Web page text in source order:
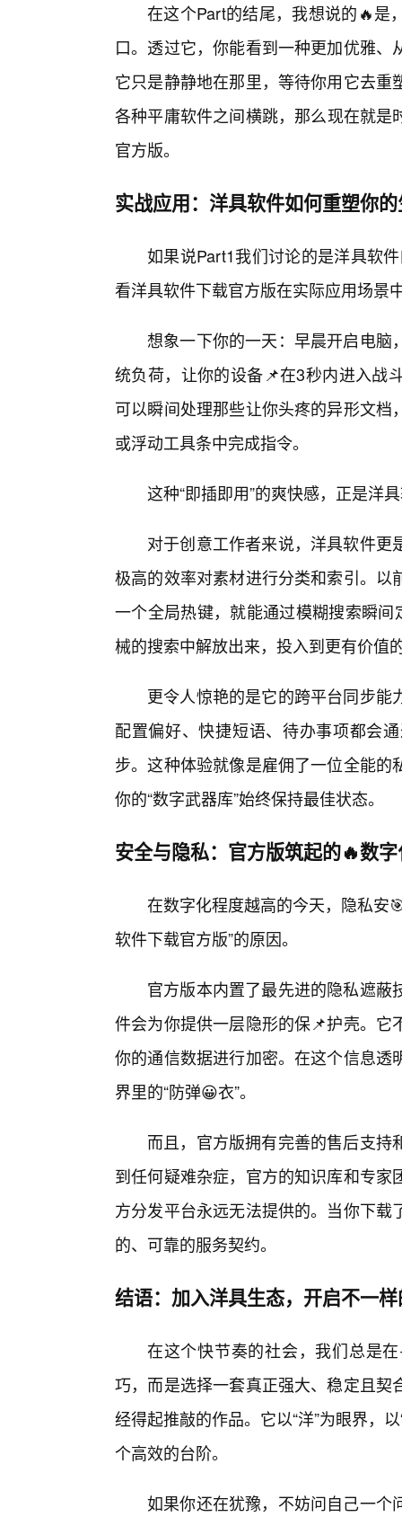
在这个Part的结尾，我想说的🔥是
口。透过它，你能看到一种更加优雅
它只是静静地在那里，等待你用它去
各种平庸软件之间横跳，那么现在就
官方版。
实战应用：洋具软件如何重塑你
如果说Part1我们讨论的是洋具软
看洋具软件下载官方版在实际应用场景
想象一下你的一天：早晨开启电脑
统负荷，让你的设备📌在3秒内进入战
可以瞬间处理那些让你头疼的异形文
或浮动工具条中完成指令。
这种“即插即用”的爽快感，正是洋
对于创意工作者来说，洋具软件
极高的效率对素材进行分类和索引。
一个全局热键，就能通过模糊搜索瞬
械的搜索中解放出来，投入到更有价值
更令人惊艳的是它的跨平台同步
配置偏好、快捷短语、待办事项都会
步。这种体验就像是雇佣了一位全能
你的“数字武器库”始终保持最佳状态。
安全与隐私：官方版筑起的🔥数
在数字化程度越高的今天，隐私安
软件下载官方版”的原因。
官方版本内置了最先进的隐私遮
件会为你提供一层隐形的保📌护壳。
你的通信数据进行加密。在这个信息
界里的“防弹😀衣”。
而且，官方版拥有完善的售后支
到任何疑难杂症，官方的知识库和专
方分发平台永远无法提供的。当你下
的、可靠的服务契约。
结语：加入洋具生态，开启不一
在这个快节奏的社会，我们总是
巧，而是选择一套真正强大、稳定且
经得起推敲的作品。它以“洋”为眼界，
个高效的台阶。
如果你还在犹豫，不妨问自己一个